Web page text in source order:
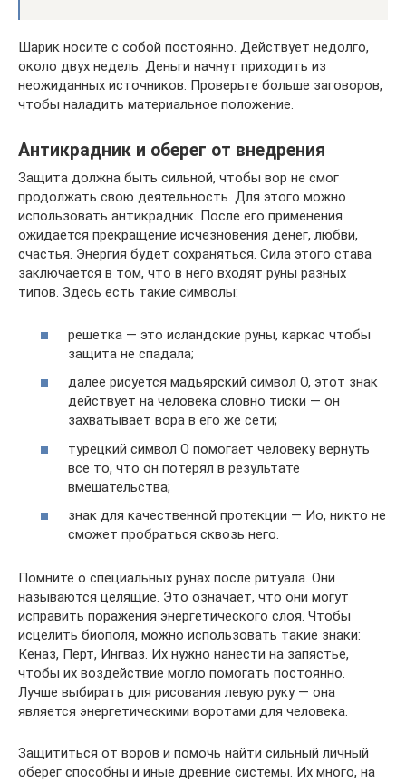
Шарик носите с собой постоянно. Действует недолго,
около двух недель. Деньги начнут приходить из
неожиданных источников. Проверьте больше заговоров,
чтобы наладить материальное положение.
Антикрадник и оберег от внедрения
Защита должна быть сильной, чтобы вор не смог
продолжать свою деятельность. Для этого можно
использовать антикрадник. После его применения
ожидается прекращение исчезновения денег, любви,
счастья. Энергия будет сохраняться. Сила этого става
заключается в том, что в него входят руны разных
типов. Здесь есть такие символы:
решетка — это исландские руны, каркас чтобы
защита не спадала;
далее рисуется мадьярский символ О, этот знак
действует на человека словно тиски — он
захватывает вора в его же сети;
турецкий символ О помогает человеку вернуть
все то, что он потерял в результате
вмешательства;
знак для качественной протекции — Ио, никто не
сможет пробраться сквозь него.
Помните о специальных рунах после ритуала. Они
называются целящие. Это означает, что они могут
исправить поражения энергетического слоя. Чтобы
исцелить биополя, можно использовать такие знаки:
Кеназ, Перт, Ингваз. Их нужно нанести на запястье,
чтобы их воздействие могло помогать постоянно.
Лучше выбирать для рисования левую руку — она
является энергетическими воротами для человека.
Защититься от воров и помочь найти сильный личный
оберег способны и иные древние системы. Их много, на